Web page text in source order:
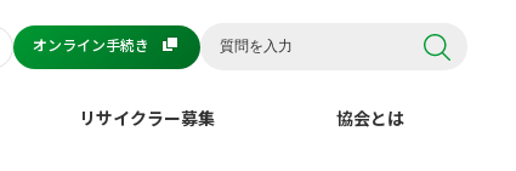
オンライン手続き
リサイクラー募集 協会とは